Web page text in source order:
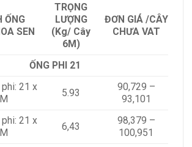
ỐNG
SEN
TRỌNG
LƯỢNG
(Kg/ Cây
6M)
ĐƠN GIÁ /CÂY
CHƯA VAT
ỐNG PHI 21
21 x
5.93
90,729 –
93,101
21 x
6,43
98,379 –
100,951